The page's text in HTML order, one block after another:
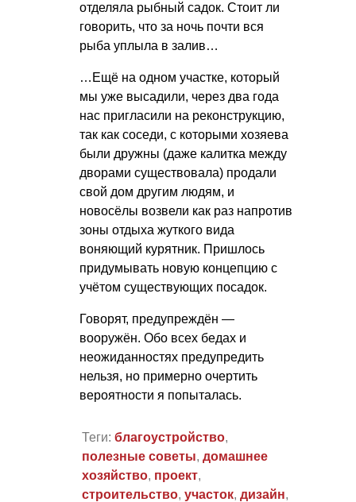
отделяла рыбный садок. Стоит ли
говорить, что за ночь почти вся
рыба уплыла в залив…
…Ещё на одном участке, который
мы уже высадили, через два года
нас пригласили на реконструкцию,
так как соседи, с которыми хозяева
были дружны (даже калитка между
дворами существовала) продали
свой дом другим людям, и
новосёлы возвели как раз напротив
зоны отдыха жуткого вида
воняющий курятник. Пришлось
придумывать новую концепцию с
учётом существующих посадок.
Говорят, предупреждён —
вооружён. Обо всех бедах и
неожиданностях предупредить
нельзя, но примерно очертить
вероятности я попыталась.
Теги: благоустройство,
полезные советы, домашнее
хозяйство, проект,
строительство, участок, дизайн,